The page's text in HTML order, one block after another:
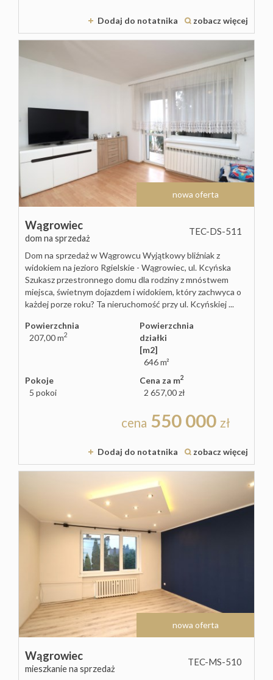
Rynek
Zgłoś
ofertę
Kredyty
kosztów
Kontakt
Dodaj do notatnika zobacz więcej
nowa oferta
Wągrowiec
dom na sprzedaż
TEC-DS-511
Dom na sprzedaż w Wągrowcu Wyjątkowy bliźniak z
widokiem na jezioro Rgielskie - Wągrowiec, ul. Kcyńska
Szukasz przestronnego domu dla rodziny z mnóstwem
miejsca, świetnym dojazdem i widokiem, który zachwyca o
każdej porze roku? Ta nieruchomość przy ul. Kcyńskiej ...
Powierzchnia
207,00 m2
Powierzchnia
działki
[m2]
646 m²
Pokoje
5 pokoi
Cena za m2
2 657,00 zł
cena 550 000 zł
Dodaj do notatnika zobacz więcej
nowa oferta
Wągrowiec
mieszkanie na sprzedaż
TEC-MS-510